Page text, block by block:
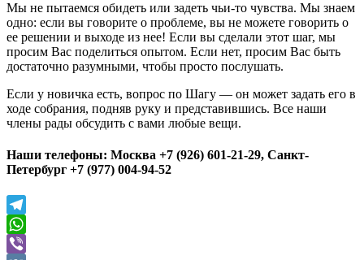
Мы не пытаемся обидеть или задеть чьи-то чувства. Мы знаем
одно: если вы говорите о проблеме, вы не можете говорить о
ее решении и выходе из нее! Если вы сделали этот шаг, мы
просим Вас поделиться опытом. Если нет, просим Вас быть
достаточно разумными, чтобы просто послушать.
Если у новичка есть, вопрос по Шагу — он может задать его в
ходе собрания, подняв руку и представившись. Все наши
члены рады обсудить с вами любые вещи.
Наши телефоны: Москва +7 (926) 601-21-29, Санкт-
Петербург +7 (977) 004-94-52
Telegram
WhatsApp